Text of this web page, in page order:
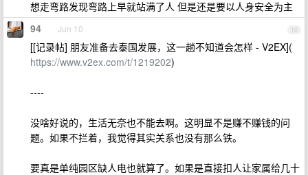
想走弯路发现弯路上早就站满了人 但是还是要以人身安全为主
10
94 Jun 10
[[记录帖] 朋友准备去泰国发展，这一趟不知道会怎样 - V2EX](
https://www.v2ex.com/t/1219202)
----
没啥好说的，生活无奈也不能去啊。这明显不是赚不赚钱的问
题。如果不拦着，我觉得其实关系也没有那么铁。
要真是单纯园区缺人电也就算了。如果是直接扣人让家属给几十